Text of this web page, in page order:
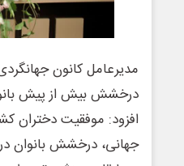
مدیرعامل کانون
درخشش بیش از پیش
افزود: موفقیت دختران
جهانی، درخشش بانوان